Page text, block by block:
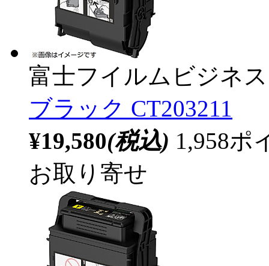
富士フイルムビジネ
ブラック CT203211
¥19,580(税込) 1,958ポ
お取り寄せ